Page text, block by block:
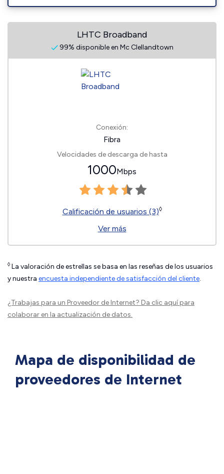
LHTC Broadband
99% disponible en Mc Clellandtown
Conexión:
Fibra
Velocidades de descarga de hasta
1000Mbps
Calificación de usuarios (3)◊
Ver más
◊ La valoración de estrellas se basa en las reseñas de los usuarios
y nuestra encuesta independiente de satisfacción del cliente.
¿Trabajas para un Proveedor de Internet? Da clic aquípara
colaborar en la actualización de datos.
Mapa de disponibilidad de
proveedores de Internet